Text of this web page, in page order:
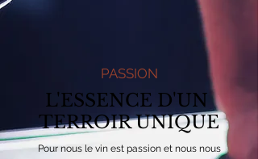
PASSION
L'ESSENCE D'UN
TERROIR UNIQUE